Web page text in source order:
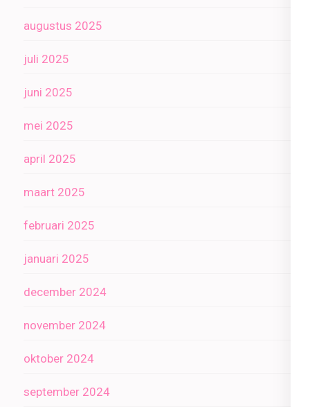
augustus 2025
juli 2025
juni 2025
mei 2025
april 2025
maart 2025
februari 2025
januari 2025
december 2024
november 2024
oktober 2024
september 2024